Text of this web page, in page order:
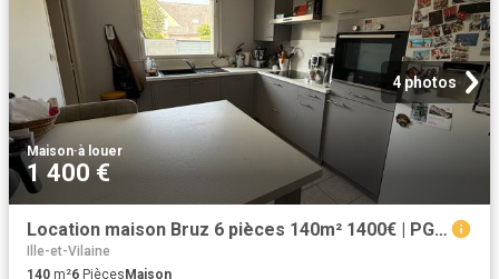
4 photos
Maison·à louer
1 400 €
Location maison Bruz 6 pièces 140m² 1400€ | PGA Immobilier
Ille-et-Vilaine
140 m²6 PiècesMaison